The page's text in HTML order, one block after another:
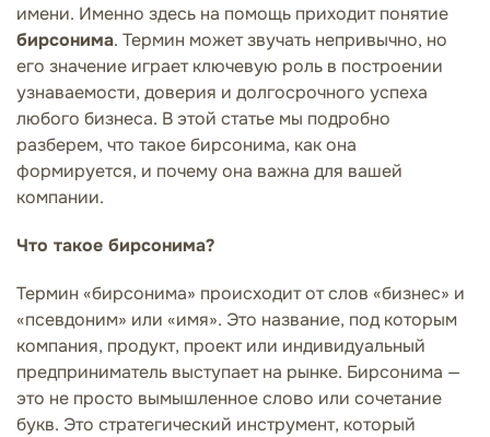
имени. Именно здесь на помощь приходит понятие
бирсонима. Термин может звучать непривычно, но
его значение играет ключевую роль в построении
узнаваемости, доверия и долгосрочного успеха
любого бизнеса. В этой статье мы подробно
разберем, что такое бирсонима, как она
формируется, и почему она важна для вашей
компании.
Что такое бирсонима?
Термин «бирсонима» происходит от слов «бизнес» и
«псевдоним» или «имя». Это название, под которым
компания, продукт, проект или индивидуальный
предприниматель выступает на рынке. Бирсонима —
это не просто вымышленное слово или сочетание
букв. Это стратегический инструмент, который